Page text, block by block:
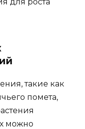
такие как
помета,
можно